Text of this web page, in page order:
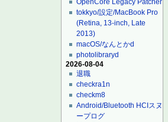
OpenCore Legacy Patcher
tokkyo/設定/MacBook Pro
(Retina, 13-inch, Late
2013)
macOS/なんとかd
photolibraryd
2026-08-04
退職
checkra1n
checkm8
Android/Bluetooth HCIスヌ
ープログ